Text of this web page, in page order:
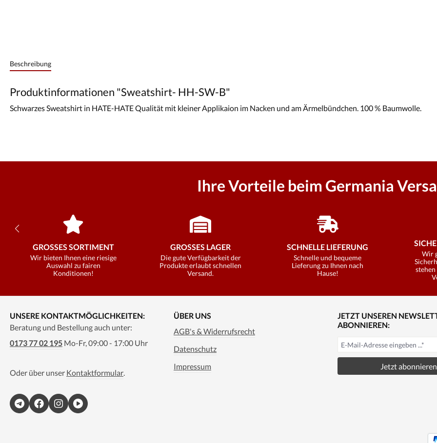
Beschreibung
Produktinformationen "Sweatshirt- HH-SW-B"
Schwarzes Sweatshirt in HATE-HATE Qualität mit kleiner Applikaion im Nacken und am Ärmelbündchen. 100 % Baumwolle.
Ihre Vorteile beim Germania
GROSSES SORTIMENT
Wir bieten Ihnen eine riesige
Auswahl zu fairen
Konditionen!
GROSSES LAGER
Die gute Verfügbarkeit der
Produkte erlaubt schnellen
Versand.
SCHNELLE LIEFERUNG
Schnelle und bequeme
Lieferung zu Ihnen nach
Hause!
Wir
UNSERE KONTAKTMÖGLICHKEITEN:
Beratung und Bestellung auch unter:
0173 77 02 195 Mo-Fr, 09:00 - 17:00 Uhr
Oder über unser Kontaktformular.
ÜBER UNS
AGB's & Widerrufsrecht
Datenschutz
Impressum
JETZT UNSEREN
ABONNIEREN:
Jetzt